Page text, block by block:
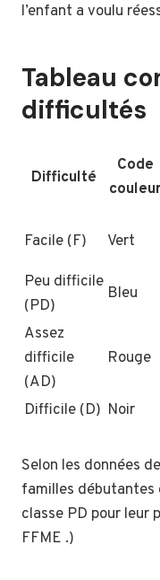
l’enfant a voulu
Tableau
difficultés
Difficulté
Code
Facile (F)
Vert
Peu difficile
(PD)
Bleu
Assez
difficile
(AD)
Rouge
Difficile (D) Noir
Selon les données
familles débutantes
classe PD pour leur
FFME .)